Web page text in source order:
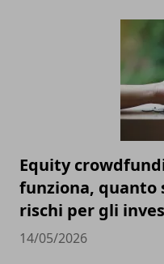
Equity
funziona, quanto
rischi per gli
14/05/2026